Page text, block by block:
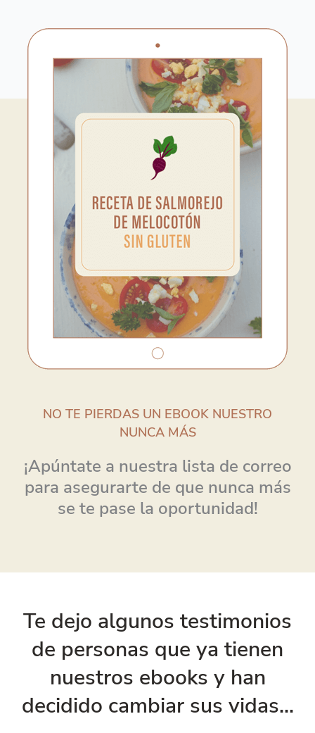
NO TE PIERDAS UN EBOOK NUESTRO
NUNCA MÁS
¡Apúntate a nuestra lista de correo
para asegurarte de que nunca más
se te pase la oportunidad!
Te dejo algunos testimonios
de personas que ya tienen
nuestros ebooks y han
decidido cambiar sus vidas...